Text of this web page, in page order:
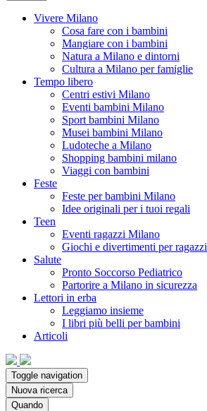
Vivere Milano
Cosa fare con i bambini
Mangiare con i bambini
Natura a Milano e dintorni
Cultura a Milano per famiglie
Tempo libero
Centri estivi Milano
Eventi bambini Milano
Sport bambini Milano
Musei bambini Milano
Ludoteche a Milano
Shopping bambini milano
Viaggi con bambini
Feste
Feste per bambini Milano
Idee originali per i tuoi regali
Teen
Eventi ragazzi Milano
Giochi e divertimenti per ragazzi
Salute
Pronto Soccorso Pediatrico
Partorire a Milano in sicurezza
Lettori in erba
Leggiamo insieme
I libri più belli per bambini
Articoli
Toggle navigation
Nuova ricerca
Quando